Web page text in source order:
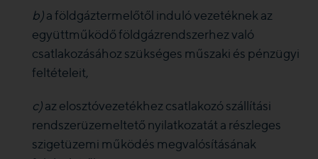
b)a földgáztermelőtől induló vezetéknek az
együttműködő földgázrendszerhez való
csatlakozásához szükséges műszaki és pénzügyi
feltételeit,
c)az elosztóvezetékhez csatlakozó szállítási
rendszerüzemeltető nyilatkozatát a részleges
szigetüzemi működés megvalósításának